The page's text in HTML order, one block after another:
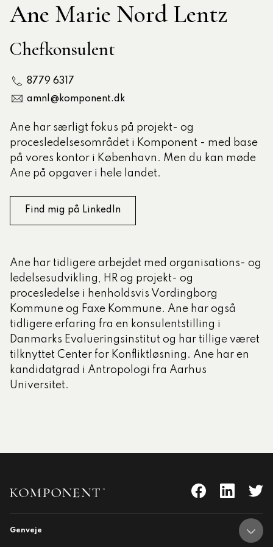
Ane Marie Nord Lentz
Chefkonsulent
8779 6317
amnl@komponent.dk
Ane har særligt fokus på projekt- og
procesledelsesområdet i Komponent - med base
på vores kontor i København. Men du kan møde
Ane på opgaver i hele landet.
Find mig på LinkedIn
Ane har tidligere arbejdet med organisations- og
ledelsesudvikling, HR og projekt- og
procesledelse i henholdsvis Vordingborg
Kommune og Faxe Kommune. Ane har også
tidligere erfaring fra en konsulentstilling i
Danmarks Evalueringsinstitut og har tillige været
tilknyttet Center for Konfliktløsning. Ane har en
kandidatgrad i Antropologi fra Aarhus
Universitet.
Genveje
moduler – Kommunom